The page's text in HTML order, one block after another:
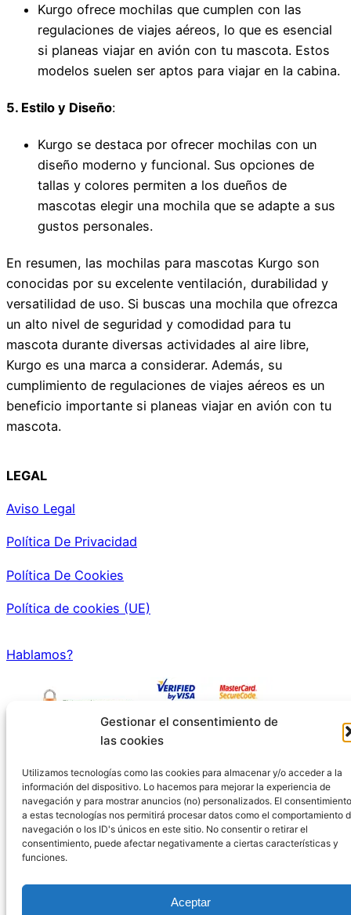
Gestionar el consentimiento de
las cookies
Utilizamos tecnologías como las cookies para almacenar y/o acceder a la
información del dispositivo. Lo hacemos para mejorar la experiencia de
navegación y para mostrar anuncios (no) personalizados. El consentimiento
a estas tecnologías nos permitirá procesar datos como el comportamiento
navegación o los ID's únicos en este sitio. No consentir o retirar el
consentimiento, puede afectar negativamente a ciertas características y
funciones.
Aceptar
Kurgo ofrece mochilas que cumplen con las
regulaciones de viajes aéreos, lo que es esencial
si planeas viajar en avión con tu mascota. Estos
modelos suelen ser aptos para viajar en la cabina.
5. Estilo y Diseño:
Kurgo se destaca por ofrecer mochilas con un
diseño moderno y funcional. Sus opciones de
tallas y colores permiten a los dueños de
mascotas elegir una mochila que se adapte a sus
gustos personales.
En resumen, las mochilas para mascotas Kurgo son
conocidas por su excelente ventilación, durabilidad y
versatilidad de uso. Si buscas una mochila que ofrezca
un alto nivel de seguridad y comodidad para tu
mascota durante diversas actividades al aire libre,
Kurgo es una marca a considerar. Además, su
cumplimiento de regulaciones de viajes aéreos es un
beneficio importante si planeas viajar en avión con tu
mascota.
LEGAL
Aviso Legal
Política De Privacidad
Política De Cookies
Política de cookies (UE)
Hablamos?
Si compra a través de enlaces en esta página,
podemos ganar una pequeña comisión.
Pago Seguro a través de Amazon
Incluimos productos que creemos que son útiles para